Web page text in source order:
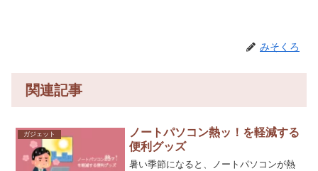
みそくろ
関連記事
ガジェット
ノートパソコン熱ッ！を軽減する
便利グッズ
暑い季節になると、ノートパソコンが熱